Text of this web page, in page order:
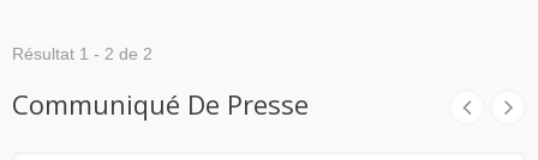
Résultat 1 - 2 de 2
Communiqué De Presse